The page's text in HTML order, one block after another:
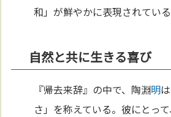
和」が鮮やかに表現されている
自然と共に生きる喜び
『帰去来辞』の中で、陶淵明
さ」を称えている。彼にとって